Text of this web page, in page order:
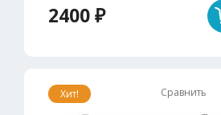
2400 ₽
Хит! Сравнить